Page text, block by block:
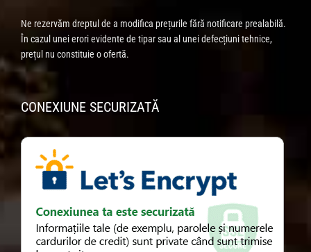
Ne rezervăm dreptul de a modifica prețurile fără notificare prealabilă.
În cazul unei erori evidente de tipar sau al unei defecțiuni tehnice,
prețul nu constituie o ofertă.
CONEXIUNE SECURIZATĂ